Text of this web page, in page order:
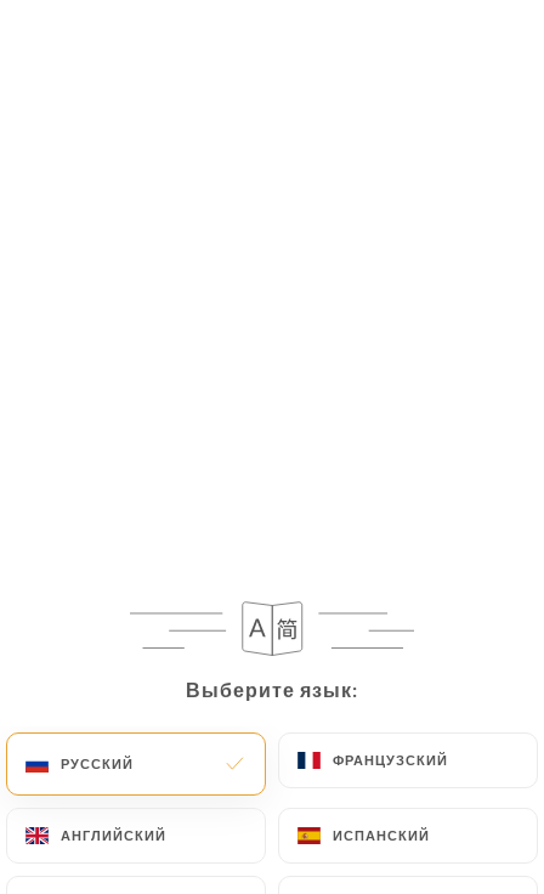
Выберите язык:
РУССКИЙ ФРАНЦУЗСКИЙ
АНГЛИЙСКИЙ ИСПАНСКИЙ
Выберите язык:
РУССКИЙ ФРАНЦУЗСКИЙ
АНГЛИЙСКИЙ ИСПАНСКИЙ